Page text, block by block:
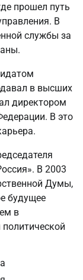
прошел путь
В
службы за
в высших
директором
В это
В 2003
Думы,
будущее
в